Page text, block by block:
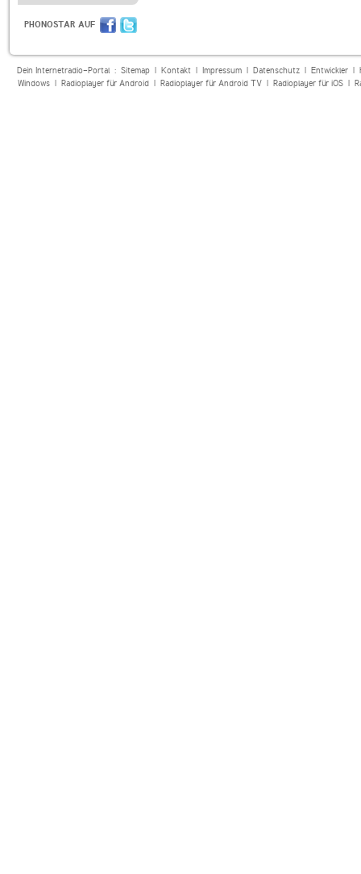
PHONOSTAR AUF
Dein Internetradio-Portal : Sitemap| Kontakt| Impressum| Datenschutz| Entwickler|
Windows| Radioplayer für Android| Radioplayer für Android TV| Radioplayer für iOS|